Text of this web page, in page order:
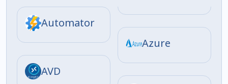
Automator
AVD
Azure